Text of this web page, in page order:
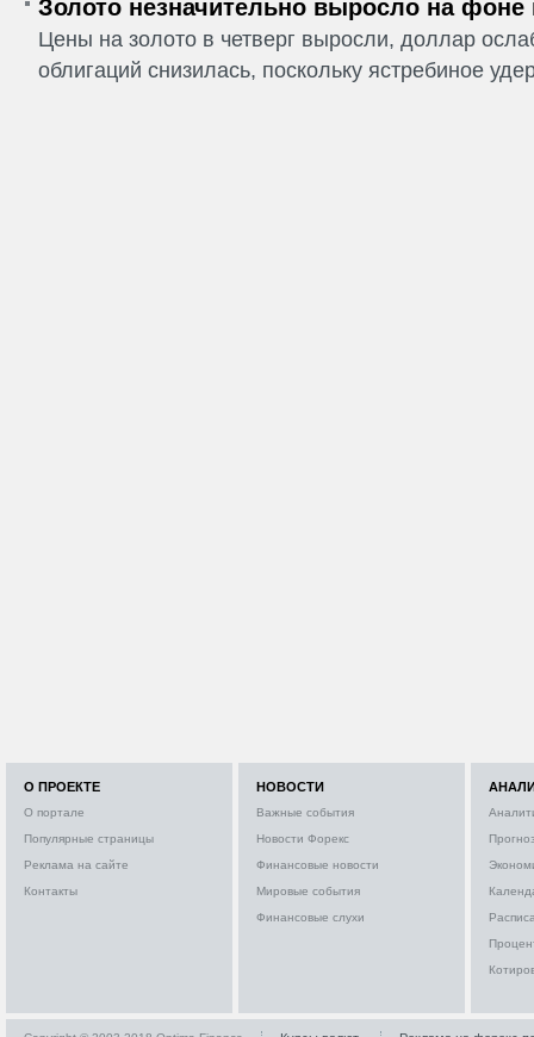
Золото незначительно выросло на фоне
Цены на золото в четверг выросли, доллар
облигаций снизилась, поскольку ястребиное
О ПРОЕКТЕ
О портале
Популярные страницы
Реклама на сайте
Контакты
НОВОСТИ
Важные события
Новости Форекс
Финансовые новости
Мировые события
Финансовые слухи